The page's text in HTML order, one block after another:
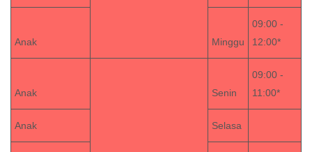
Anak Minggu
09:00 -
12:00*
Anak Senin
09:00 -
11:00*
Anak Selasa